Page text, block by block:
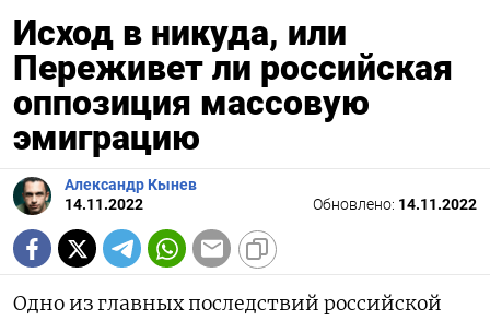
Исход в никуда, или
Переживет ли российская
оппозиция массовую
эмиграцию
Александр Кынев
14.11.2022
Обновлено: 14.11.2022
Одно из главных последствий российской